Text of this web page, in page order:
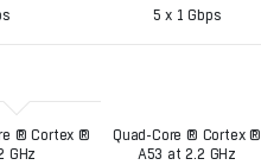
5 x 1 Gbps
GHz
Quad-Core ® Cortex ®
A53 at 2.2 GHz